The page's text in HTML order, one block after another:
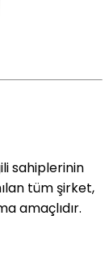
sahiplerinin
tüm şirket,
amaçlıdır.